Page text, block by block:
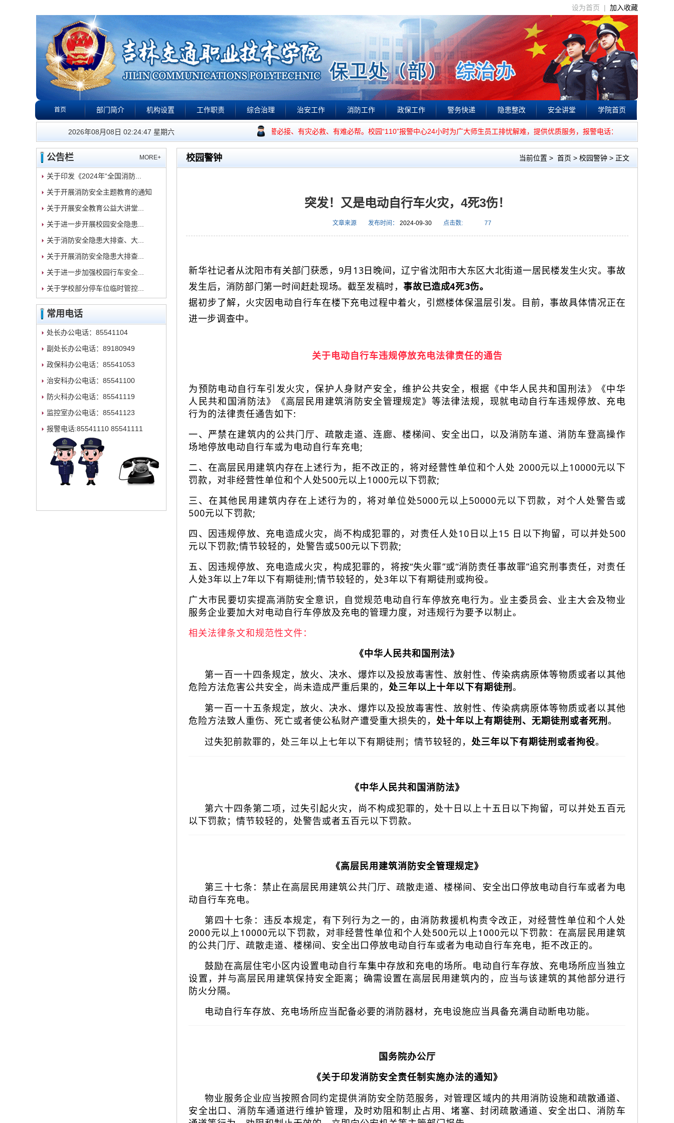
加入收藏
设为首页 |
首页 部门简介 机构设置 工作职责 综合治理 治安工作 消防工作 政保工作 警务快递 隐患整改 安全讲堂 学院首页
公告栏 政策法规 下载专区 视频点播
2026年08月08日 02:24:48 星期六 我们的工作宗旨是：有警必接、有灾必救、有难必帮。校园“110”报警中心24小时为广大师生员工排忧解难，提供优质服务，报警电话：85541110。 内
公告栏 MORE+
关于印发《2024年“全国消防...
关于开展消防安全主题教育的通知
关于开展安全教育公益大讲堂...
关于进一步开展校园安全隐患...
关于消防安全隐患大排查、大...
关于开展消防安全隐患大排查...
关于进一步加强校园行车安全...
关于学校部分停车位临时管控...
常用电话
处长办公电话：85541104
副处长办公电话：89180949
政保科办公电话：85541053
治安科办公电话：85541100
防火科办公电话：85541119
监控室办公电话：85541123
报警电话:85541110 85541111
校园警钟 当前位置 > 首页 > 校园警钟 > 正文
突发！又是电动自行车火灾，4死3伤！
文章来源 发布时间：2024-09-30 点击数: 77
新华社记者从沈阳市有关部门获悉，9月13日晚间，辽宁省沈阳市大东区大北街道一居民楼发生火灾。事故
发生后，消防部门第一时间赶赴现场。截至发稿时，事故已造成4死3伤。
据初步了解，火灾因电动自行车在楼下充电过程中着火，引燃楼体保温层引发。目前，事故具体情况正在
进一步调查中。
关于电动自行车违规停放充电法律责任的通告
为预防电动自行车引发火灾，保护人身财产安全，维护公共安全，根据《中华人民共和国刑法》《中华
人民共和国消防法》《高层民用建筑消防安全管理规定》等法律法规，现就电动自行车违规停放、充电
行为的法律责任通告如下:
一、严禁在建筑内的公共门厅、疏散走道、连廊、楼梯间、安全出口，以及消防车道、消防车登高操作
场地停放电动自行车或为电动自行车充电;
二、在高层民用建筑内存在上述行为，拒不改正的，将对经营性单位和个人处 2000元以上10000元以下
罚款，对非经营性单位和个人处500元以上1000元以下罚款;
三、在其他民用建筑内存在上述行为的，将对单位处5000元以上50000元以下罚款，对个人处警告或
500元以下罚款;
四、因违规停放、充电造成火灾，尚不构成犯罪的，对责任人处10日以上15 日以下拘留，可以并处500
元以下罚款;情节较轻的，处警告或500元以下罚款;
五、因违规停放、充电造成火灾，构成犯罪的，将按“失火罪”或“消防责任事故罪”追究刑事责任，对责任
人处3年以上7年以下有期徒刑;情节较轻的，处3年以下有期徒刑或拘役。
广大市民要切实提高消防安全意识，自觉规范电动自行车停放充电行为。业主委员会、业主大会及物业
服务企业要加大对电动自行车停放及充电的管理力度，对违规行为要予以制止。
相关法律条文和规范性文件：
《中华人民共和国刑法》
第一百一十四条规定，放火、决水、爆炸以及投放毒害性、放射性、传染病病原体等物质或者以其他
危险方法危害公共安全，尚未造成严重后果的， 处三年以上十年以下有期徒刑。
第一百一十五条规定，放火、决水、爆炸以及投放毒害性、放射性、传染病病原体等物质或者以其他
危险方法致人重伤、死亡或者使公私财产遭受重大损失的， 处十年以上有期徒刑、无期徒刑或者死刑。
过失犯前款罪的，处三年以上七年以下有期徒刑；情节较轻的， 处三年以下有期徒刑或者拘役。
《中华人民共和国消防法》
第六十四条第二项，过失引起火灾，尚不构成犯罪的，处十日以上十五日以下拘留，可以并处五百元
以下罚款；情节较轻的，处警告或者五百元以下罚款。
《高层民用建筑消防安全管理规定》
第三十七条：禁止在高层民用建筑公共门厅、疏散走道、楼梯间、安全出口停放电动自行车或者为电
动自行车充电。
第四十七条：违反本规定，有下列行为之一的，由消防救援机构责令改正，对经营性单位和个人处
2000元以上10000元以下罚款，对非经营性单位和个人处500元以上1000元以下罚款：在高层民用建筑
的公共门厅、疏散走道、楼梯间、安全出口停放电动自行车或者为电动自行车充电，拒不改正的。
鼓励在高层住宅小区内设置电动自行车集中存放和充电的场所。电动自行车存放、充电场所应当独立
设置，并与高层民用建筑保持安全距离；确需设置在高层民用建筑内的，应当与该建筑的其他部分进行
防火分隔。
电动自行车存放、充电场所应当配备必要的消防器材，充电设施应当具备充满自动断电功能。
国务院办公厅
《关于印发消防安全责任制实施办法的通知》
物业服务企业应当按照合同约定提供消防安全防范服务，对管理区域内的共用消防设施和疏散通道、
安全出口、消防车通道进行维护管理，及时劝阻和制止占用、堵塞、封闭疏散通道、安全出口、消防车